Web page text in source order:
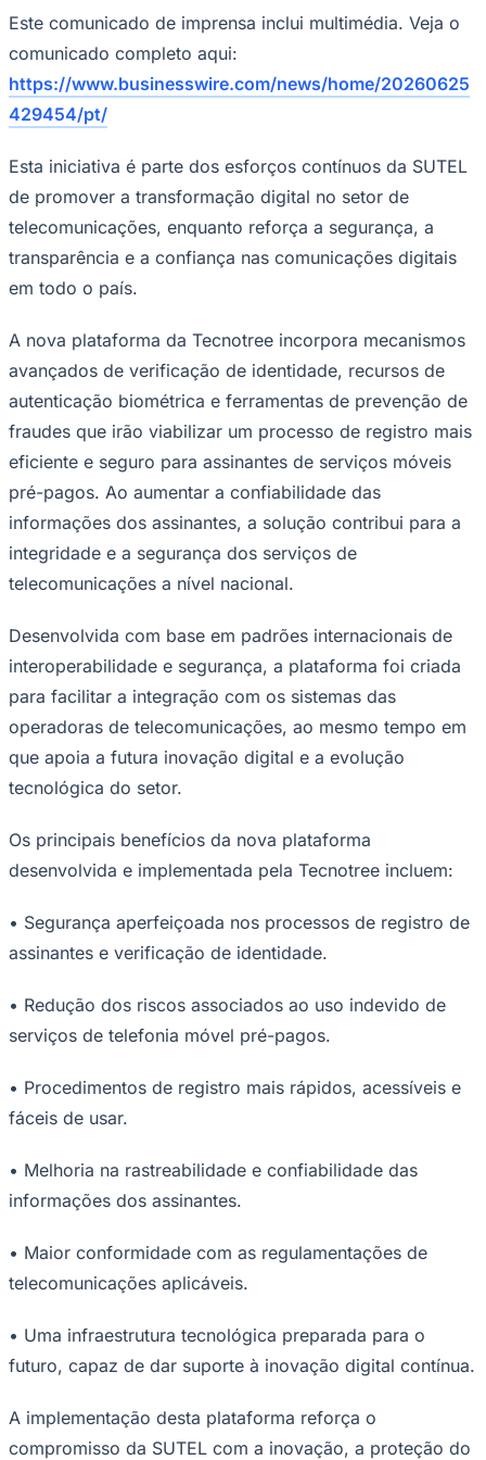
Para Sua Empresa
Anuncie Regional
Guia de Empresas
Vagas na RegiãoNovo
Hub de Negócios
Selo Verificado
Portal Educacional
Vagas de Emprego
Concursos
Panorama Econômico
Para Sua Empresa
Anuncie no Portal
Anunciar VagasNovo
Publicidade Legal
NBA
NFL
Fórmula 1
UFC
Tênis (ATP)
MLB
Atletismo
NBB
Competições de Futebol
Brasileirão Série B
Paulistão
Copa do Brasil
Sul-Americana
Copa América
Champions League
La Liga
Mundial 2026
Times - Ir direto
Este comunicado de imprensa inclui multimédia. Veja o
comunicado completo aqui:
https://www.businesswire.com/news/home/20260625
429454/pt/
Esta iniciativa é parte dos esforços contínuos da SUTEL
de promover a transformação digital no setor de
telecomunicações, enquanto reforça a segurança, a
transparência e a confiança nas comunicações digitais
em todo o país.
A nova plataforma da Tecnotree incorpora mecanismos
avançados de verificação de identidade, recursos de
autenticação biométrica e ferramentas de prevenção de
fraudes que irão viabilizar um processo de registro mais
eficiente e seguro para assinantes de serviços móveis
pré-pagos. Ao aumentar a confiabilidade das
informações dos assinantes, a solução contribui para a
integridade e a segurança dos serviços de
telecomunicações a nível nacional.
Desenvolvida com base em padrões internacionais de
interoperabilidade e segurança, a plataforma foi criada
para facilitar a integração com os sistemas das
operadoras de telecomunicações, ao mesmo tempo em
que apoia a futura inovação digital e a evolução
tecnológica do setor.
Os principais benefícios da nova plataforma
desenvolvida e implementada pela Tecnotree incluem:
• Segurança aperfeiçoada nos processos de registro de
assinantes e verificação de identidade.
• Redução dos riscos associados ao uso indevido de
serviços de telefonia móvel pré-pagos.
• Procedimentos de registro mais rápidos, acessíveis e
fáceis de usar.
• Melhoria na rastreabilidade e confiabilidade das
informações dos assinantes.
• Maior conformidade com as regulamentações de
telecomunicações aplicáveis.
• Uma infraestrutura tecnológica preparada para o
futuro, capaz de dar suporte à inovação digital contínua.
A implementação desta plataforma reforça o
compromisso da SUTEL com a inovação, a proteção do